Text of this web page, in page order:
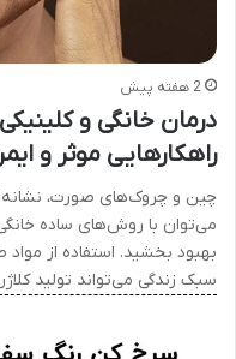
2 هفته پیش
درمان خانگی و
راهکارهایی موثر و
چین و چروک‌های صورت،
می‌توان با روش‌های ساده
بهبود بخشید. استفاده از
سبک زندگی می‌تواند تولید